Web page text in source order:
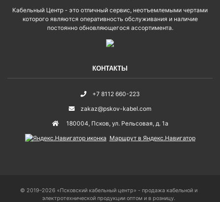
Кабельный Центр - это отличный сервис, неотъемлемыми чертами
которого являются оперативность обслуживания и наличие
постоянно обновляющегося ассортимента.
КОНТАКТЫ
+7 8112 660-223
zakaz@pskov-kabel.com
180004, Псков, ул. Рельсовая, д. 1а
Маршрут в Яндекс.Навигатор
© 2019–2026 «Псковский кабельный центр» - продажа кабельной и
электротехнической продукции оптом и в розницу.